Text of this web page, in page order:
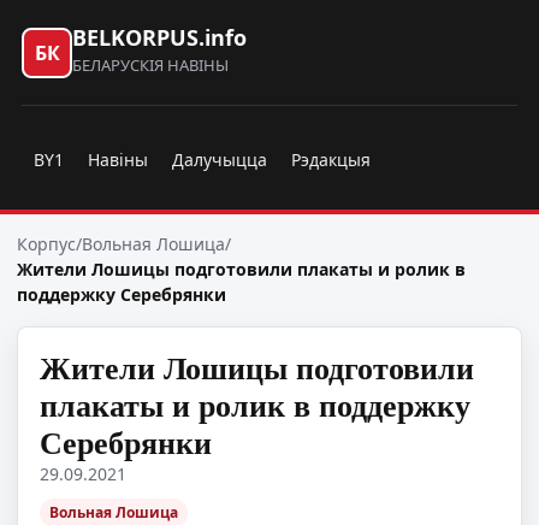
БК
BELKORPUS.info
БЕЛАРУСКІЯ НАВІНЫ
BY1 Навіны Далучыцца Рэдакцыя
Корпус/Вольная Лошица/
Жители Лошицы подготовили плакаты и ролик в
поддержку Серебрянки
Жители Лошицы подготовили
плакаты и ролик в поддержку
Серебрянки
29.09.2021
Вольная Лошица